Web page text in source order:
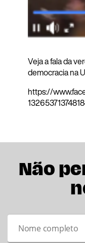
Veja a fala da
democracia na
https://
Não